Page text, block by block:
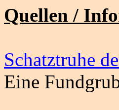
Quellen /
Schatztruhe
Eine